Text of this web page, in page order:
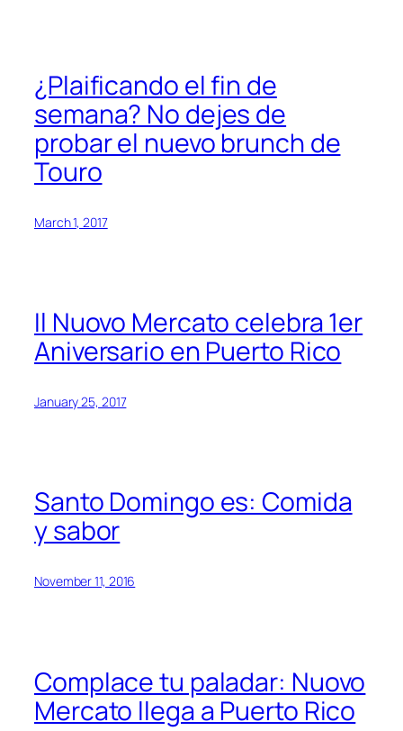
¿Plaificando el fin de
semana? No dejes de
probar el nuevo brunch de
Touro
March 1, 2017
Il Nuovo Mercato celebra 1er
Aniversario en Puerto Rico
January 25, 2017
Santo Domingo es: Comida
y sabor
November 11, 2016
Complace tu paladar: Nuovo
Mercato llega a Puerto Rico